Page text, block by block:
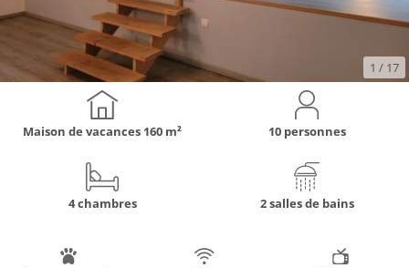
1 / 17
Maison de vacances 160 m² 10 personnes
4 chambres 2 salles de bains